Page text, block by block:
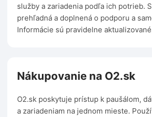
služby a zariadenia podľa ich potrieb.
prehľadná a doplnená o podporu a
Informácie sú pravidelne
Nákupovanie na O2.sk
O2.sk poskytuje prístup k paušálom,
a zariadeniam na jednom mieste.